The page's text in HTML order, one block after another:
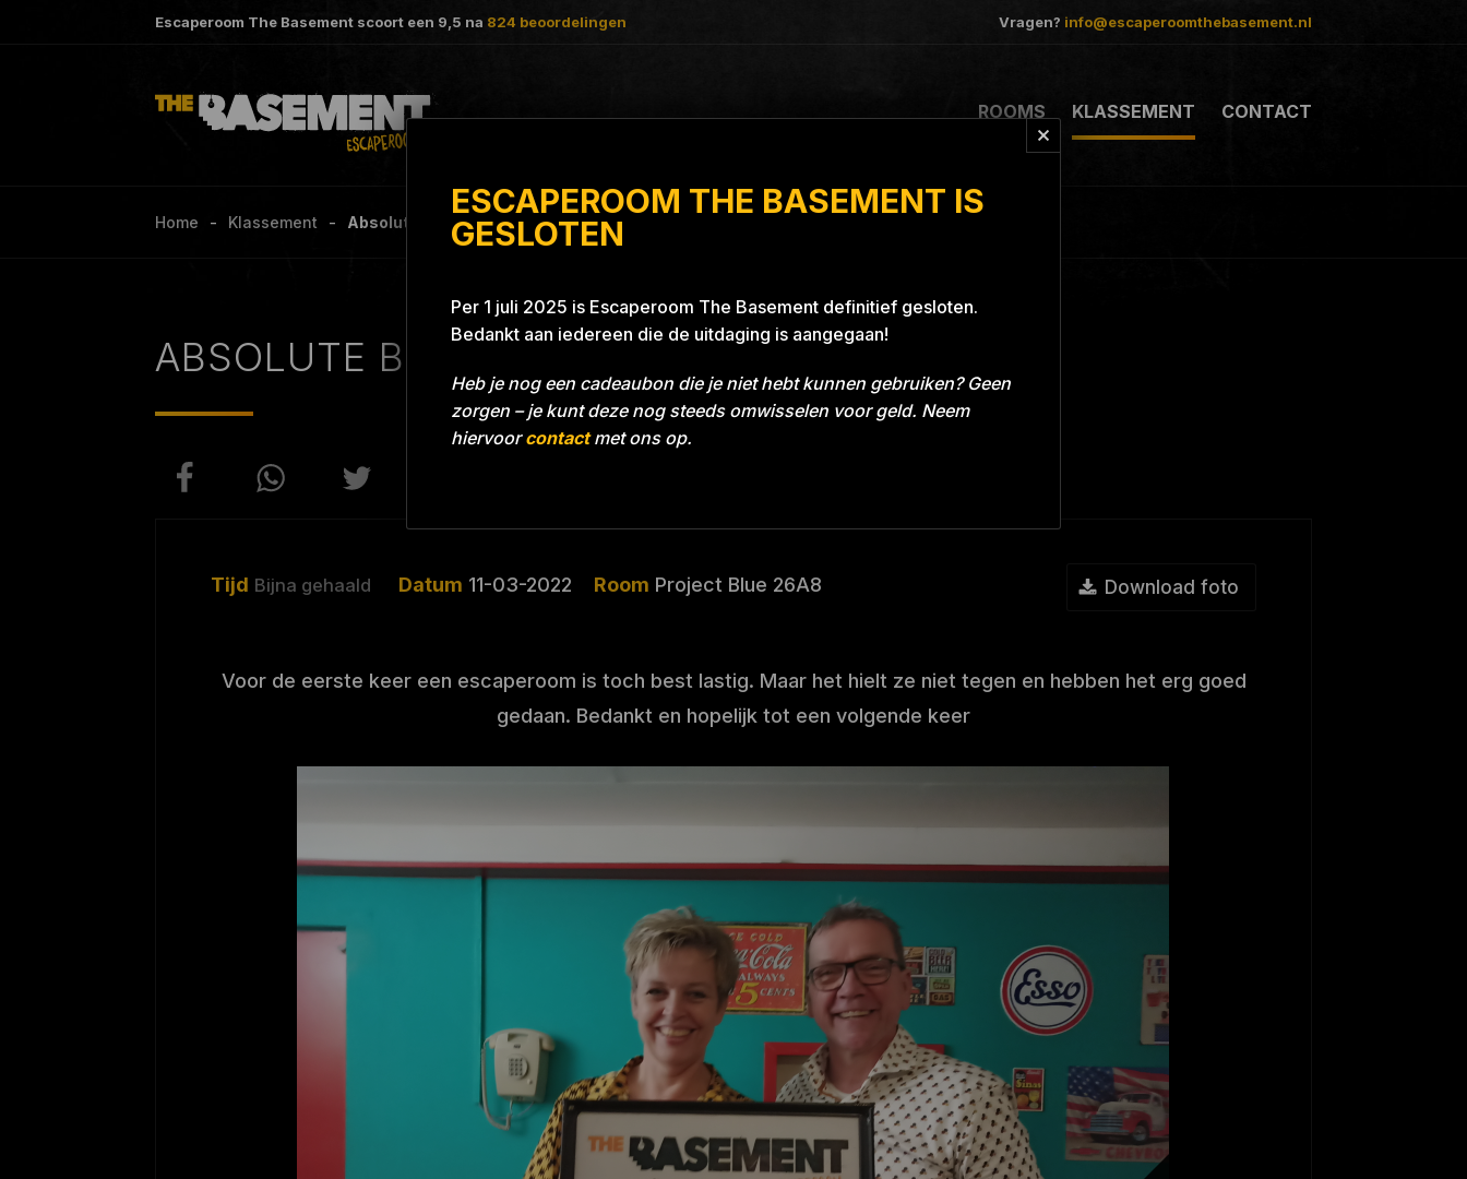
ESCAPEROOM THE BASEMENT IS
GESLOTEN
Per 1 juli 2025 is Escaperoom The Basement definitief gesloten.
Bedankt aan iedereen die de uitdaging is aangegaan!
Heb je nog een cadeaubon die je niet hebt kunnen gebruiken? Geen
zorgen – je kunt deze nog steeds omwisselen voor geld. Neem
hiervoorcontactmet ons op.
Escaperoom The Basement scoort een 9,5 na 824 beoordelingen Vragen? info@escaperoomthebasement.nl
ROOMS KLASSEMENT CONTACT
Home Klassement Absolute beginners Project Blue 26A8
ABSOLUTE BEGINNERS
Tijd Bijna gehaald Datum 11-03-2022 Room Project Blue 26A8 Download foto
Voor de eerste keer een escaperoom is toch best lastig. Maar het hielt ze niet tegen en hebben het erg goed
gedaan. Bedankt en hopelijk tot een volgende keer